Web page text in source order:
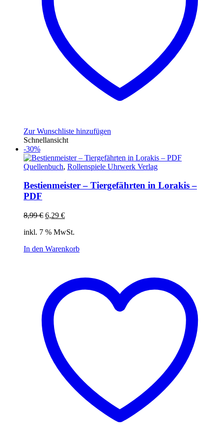
Zur Wunschliste hinzufügen
Schnellansicht
-30%
Quellenbuch, Rollenspiele Uhrwerk Verlag
Bestienmeister – Tiergefährten in Lorakis –
PDF
8,99€ Ursprünglicher
war:
6,29 €Aktueller
ist:
inkl. 7 % MwSt.
In den Warenkorb